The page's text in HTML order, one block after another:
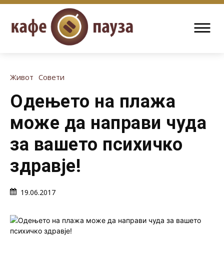
Живот Совети
Одењето на плажа
може да направи чуда
за вашето психичко
здравје!
19.06.2017